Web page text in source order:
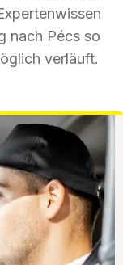
nach Pécs so
verläuft.